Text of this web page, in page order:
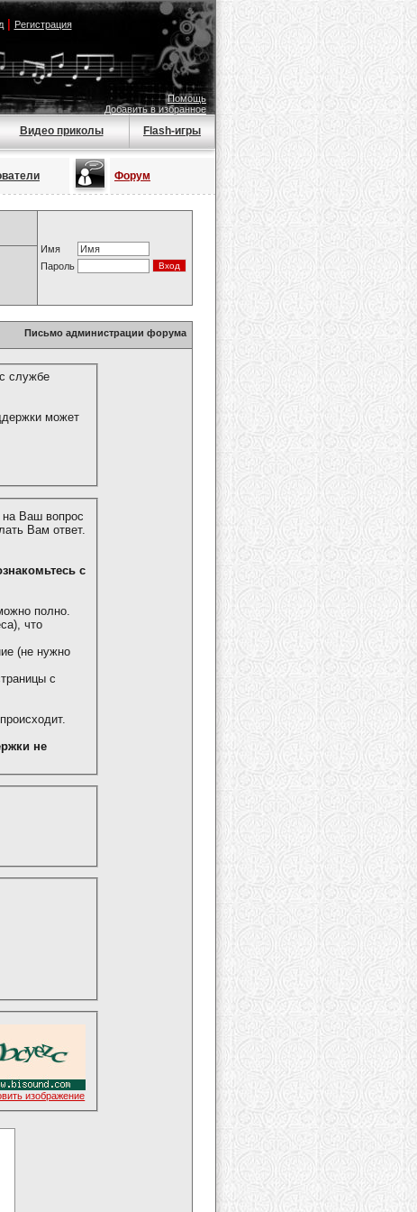
| Регистрация
Помощь
Добавить в избранное
Видео приколы Flash-игры
Форум
Имя
Пароль
Письмо администрации форума
службе
может
Ваш вопрос
Вам ответ.
с
полно.
что
(не нужно
с
не
изображение